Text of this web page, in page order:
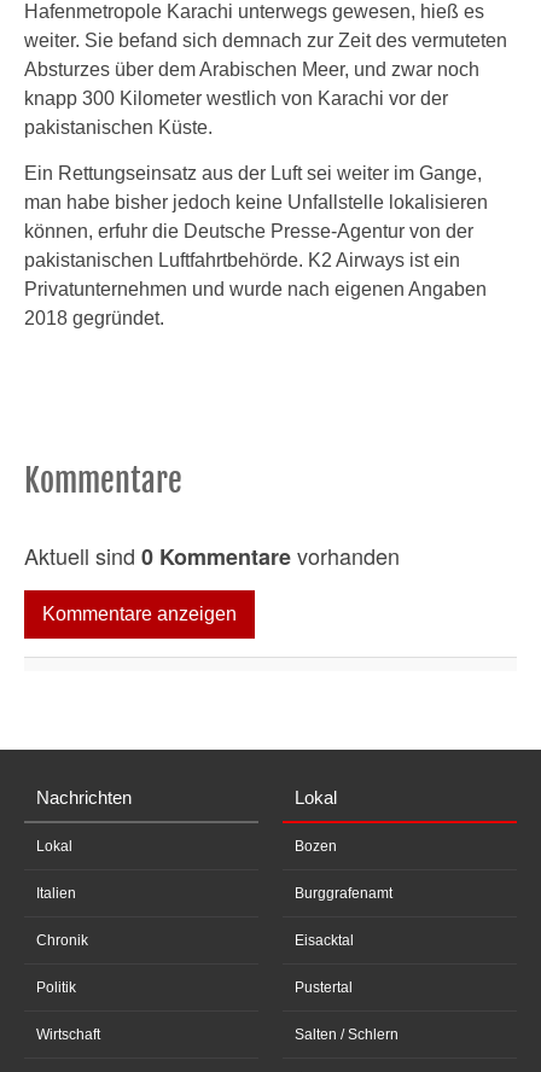
Hafenmetropole Karachi unterwegs gewesen, hieß es
weiter. Sie befand sich demnach zur Zeit des vermuteten
Absturzes über dem Arabischen Meer, und zwar noch
knapp 300 Kilometer westlich von Karachi vor der
pakistanischen Küste.
Ein Rettungseinsatz aus der Luft sei weiter im Gange,
man habe bisher jedoch keine Unfallstelle lokalisieren
können, erfuhr die Deutsche Presse-Agentur von der
pakistanischen Luftfahrtbehörde. K2 Airways ist ein
Privatunternehmen und wurde nach eigenen Angaben
2018 gegründet.
Kommentare
Aktuell sind 0 Kommentarevorhanden
Kommentare anzeigen
Nachrichten
Lokal
Italien
Chronik
Politik
Wirtschaft
Lokal
Bozen
Burggrafenamt
Eisacktal
Pustertal
Salten / Schlern